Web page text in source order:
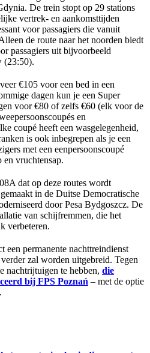
De trein stopt op 29 stations
vertrek- en aankomsttijden
voor passagiers die vanuit
de route naar het noorden biedt
passagiers uit bijvoorbeeld
(23:50).
€105 voor een bed in een
dagen kun je een Super
voor €80 of zelfs €60 (elk voor de
en
coupé heeft een wasgelegenheid,
is ook inbegrepen als je een
met een eenpersoonscoupé
en vruchtensap.
dat op deze routes wordt
in de Duitse Democratische
door Pesa Bydgoszcz. De
van schijfremmen, die het
verbeteren.
een permanente nachttreindienst
zal worden uitgebreid. Tegen
nachtrijtuigen te hebben, die
bij FPS Poznań – met de optie